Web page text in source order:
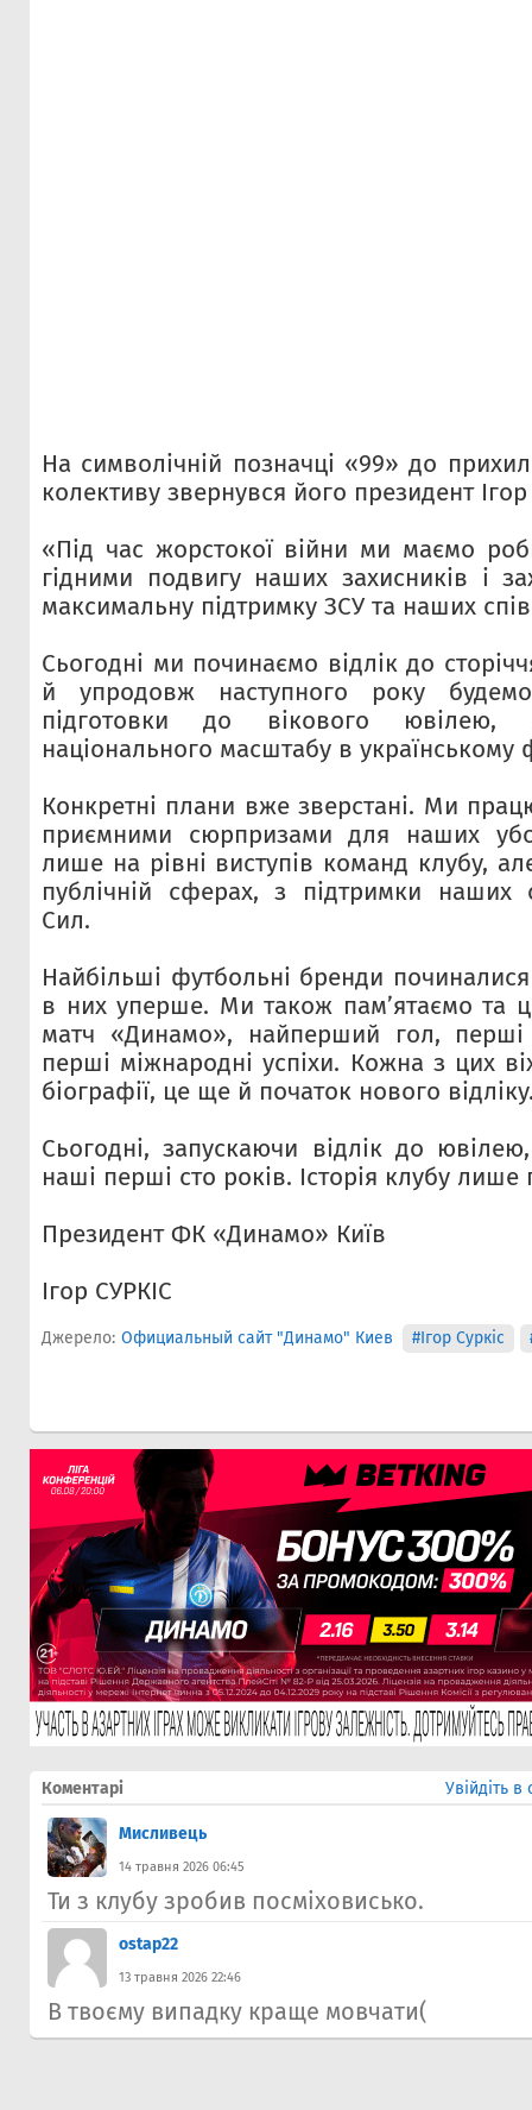
На символічній позначці «99» до
колективу звернувся його президент Ігор
«Під час жорстокої війни ми маємо
гідними подвигу наших захисників і
максимальну підтримку ЗСУ та наших
Сьогодні ми починаємо відлік до
й упродовж наступного року
підготовки до вікового
національного масштабу в українському
Конкретні плани вже зверстані. Ми
приємними сюрпризами для наших
лише на рівні виступів команд клубу,
публічній сферах, з підтримки наших
Сил.
Найбільші футбольні бренди
в них уперше. Ми також пам’ятаємо та
матч «Динамо», найперший гол,
перші міжнародні успіхи. Кожна з цих
біографії, це ще й початок нового
Сьогодні, запускаючи відлік до
наші перші сто років. Історія клубу лише
Президент ФК «Динамо» Київ
Ігор СУРКІС
Джерело: Официальный сайт "Динамо" Киев #Ігор Суркіс
Коментарі Увійдіть в
Мисливець
14 травня 2026 06:45
Ти з клубу зробив посміховисько.
ostap22
13 травня 2026 22:46
В твоєму випадку краще мовчати(